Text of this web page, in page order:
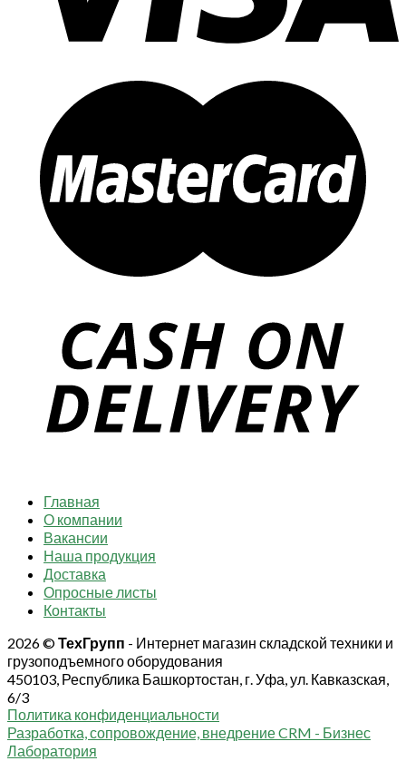
Главная
О компании
Вакансии
Наша продукция
Доставка
Опросные листы
Контакты
2026 ©ТехГрупп - Интернет магазин складской техники и
грузоподъемного оборудования
450103, Республика Башкортостан, г. Уфа, ул. Кавказская,
6/3
Политика конфиденциальности
Разработка, сопровождение, внедрение CRM - Бизнес
Лаборатория